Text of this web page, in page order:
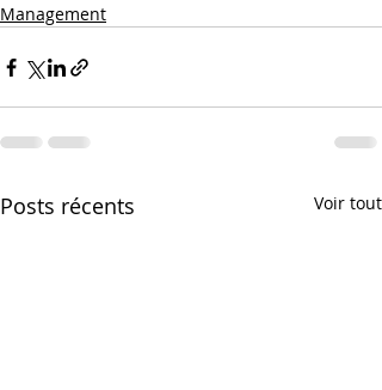
Management
Posts récents Voir tout